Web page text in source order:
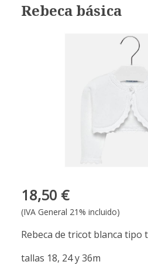
Rebeca básica
18,50 €
(IVA General 21% incluido)
Rebeca de tricot blanca tipo
tallas 18, 24 y 36m